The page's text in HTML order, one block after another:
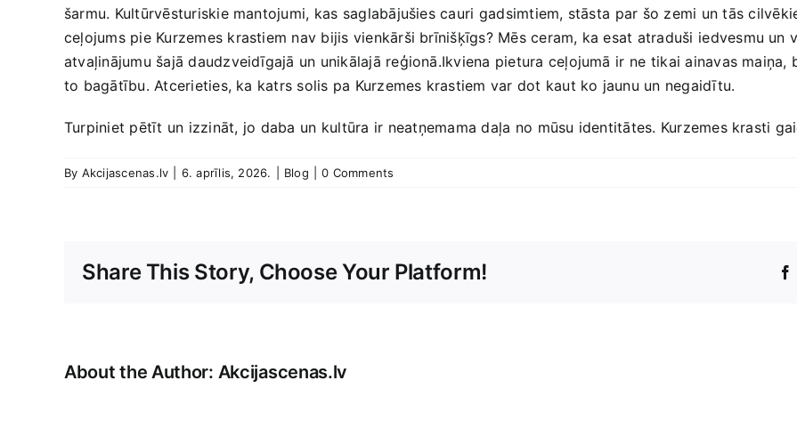
šarmu. Kultūrvēsturiskie mantojumi, kas⁤ saglabājušies cauri⁣ gadsimtiem, stāsta⁢ par šo zemi un tās
ceļojums​ pie Kurzemes krastiem nav bijis vienkārši brīnišķīgs? Mēs ceram, ka ​esat atraduši ⁣iedvesmu un
atvaļinājumu šajā ‍daudzveidīgajā ‌un unikālajā reģionā.Ikviena ‌pietura ceļojumā ir ⁤ne⁤ tikai ainavas
to bagātību. Atcerieties, ka katrs solis pa Kurzemes krastiem var dot kaut ko jaunu un negaidītu.
Turpiniet pētīt un izzināt, jo ⁣daba un⁢ kultūra ⁢ir neatņemama daļa ⁣no mūsu identitātes. Kurzemes krasti
By Akcijascenas.lv 6. aprīlis, 2026. Blog 0 Comments
Share This Story, Choose Your Platform!
About the Author: Akcijascenas.lv